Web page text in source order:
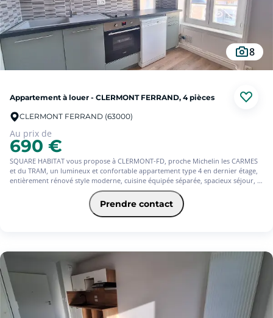
8
Appartement à louer - CLERMONT FERRAND, 4 pièces
CLERMONT FERRAND (63000)
Au prix de
690 €
SQUARE HABITAT vous propose à CLERMONT-FD, proche Michelin les CARMES
et du TRAM, un lumineux et confortable appartement type 4 en dernier étage,
entièrement rénové style moderne, cuisine équipée séparée, spacieux séjour, 2
chambres avec placards, une 3ème chambre ou 1 bureau selon vos envies, salle
d'eau avec douche, wc séparés. Le charme de l'ancien a été conservé avec
cheminées décoratives et parquet. Double vitrage, chauffage gaz individuel par
Prendre contact